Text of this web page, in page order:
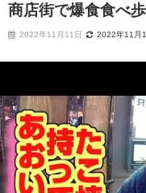
商店街で爆食食べ歩
2022年11月11日 2022年11月